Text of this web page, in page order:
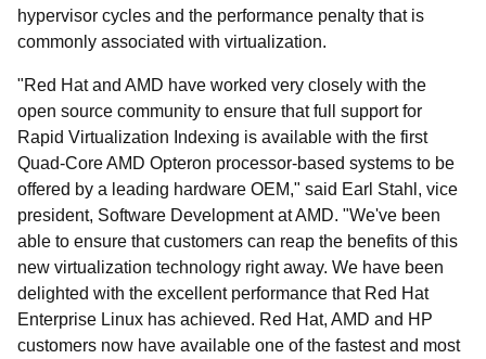
hypervisor cycles and the performance penalty that is
commonly associated with virtualization.
"Red Hat and AMD have worked very closely with the
open source community to ensure that full support for
Rapid Virtualization Indexing is available with the first
Quad-Core AMD Opteron processor-based systems to be
offered by a leading hardware OEM," said Earl Stahl, vice
president, Software Development at AMD. "We've been
able to ensure that customers can reap the benefits of this
new virtualization technology right away. We have been
delighted with the excellent performance that Red Hat
Enterprise Linux has achieved. Red Hat, AMD and HP
customers now have available one of the fastest and most